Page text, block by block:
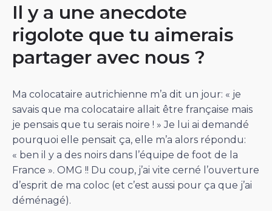
Il y a une anecdote
rigolote que tu aimerais
partager avec nous ?
Ma colocataire autrichienne m’a dit un jour: « je
savais que ma colocataire allait être française mais
je pensais que tu serais noire ! » Je lui ai demandé
pourquoi elle pensait ça, elle m’a alors répondu:
« ben il y a des noirs dans l’équipe de foot de la
France ». OMG !! Du coup, j’ai vite cerné l’ouverture
d’esprit de ma coloc (et c’est aussi pour ça que j’ai
déménagé).